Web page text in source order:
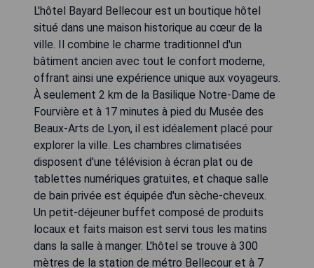
L'hôtel Bayard Bellecour est un boutique hôtel
situé dans une maison historique au cœur de la
ville. Il combine le charme traditionnel d'un
bâtiment ancien avec tout le confort moderne,
offrant ainsi une expérience unique aux voyageurs.
À seulement 2 km de la Basilique Notre-Dame de
Fourvière et à 17 minutes à pied du Musée des
Beaux-Arts de Lyon, il est idéalement placé pour
explorer la ville. Les chambres climatisées
disposent d'une télévision à écran plat ou de
tablettes numériques gratuites, et chaque salle
de bain privée est équipée d'un sèche-cheveux.
Un petit-déjeuner buffet composé de produits
locaux et faits maison est servi tous les matins
dans la salle à manger. L'hôtel se trouve à 300
mètres de la station de métro Bellecour et à 7